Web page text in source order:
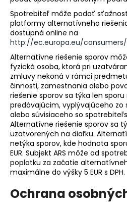
Spotrebiteľ môže podať
platformy alternatívneho
dostupná online na
http://ec.europa.eu/
Alternatívne riešenie sporov
fyzická osoba, ktorá pri
zmluvy nekoná v rámci
činnosti, zamestnania alebo
riešenie sporov sa týka len
predávajúcim, vyplývajúceho
alebo súvisiaceho so
Alternatívne riešenie sporov sa
uzatvorených na diaľku.
netýka sporov, kde hodnota
EUR. Subjekt ARS môže od
poplatku za začatie
maximálne do výšky 5 EUR s DPH.
Ochrana